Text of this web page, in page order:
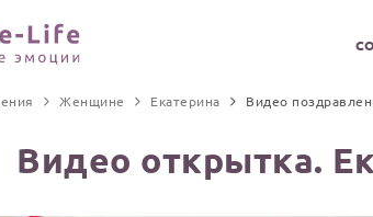
Женщине Екатерина Видео
Видео открытка.